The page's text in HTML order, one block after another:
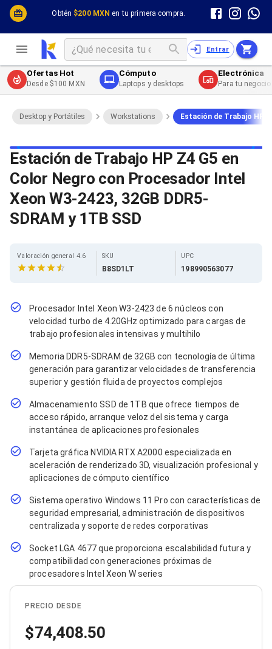
Obtén $200 MXN en tu primera compra.
Cómputo y Hardware
Desktop y Portátiles
Impresión y Consumibles
Celulares y Telefonía
Energía
Entrar
Cómputo y Hardware
Cables
Cables PC
Cables PC USB
Cables PC Serial
Cables PC SATA / eSATA
Cables PC SAS
Cables PC VGA / HD15
Cables de Audio / Video HDMI
Cables de Audio / Video VGA
Cables de Audio / Video RCA
Cables de Audio / Video Toslink
Cables de Audio / Video DVI
Cables de Energía
Cables de Poder (Interno)
Cables de Poder (Externo)
Cables Fibra Óptica
Cables SFP+
Jacks de Red
Conectores
Tapas y Cajas
Pinzas Ponchadoras
Probadores de Cable
Cortadoras de Cable
Protectores para Cables
Cables para Impresoras
Bobinas
Cableado Estructurado
Sujetadores de Cables
Cinchos
Adaptadores
Adaptadores PC
Adaptadores PC USB
Adaptadores PC Serial
Adaptadores PC SATA
Adaptadores PC IDE
Adaptadores PC Teclado
Bluetooth
Adaptadores Video
Adaptadores Video DisplayPort
Divisores de Video
Adaptadores Video HDMI
Adaptadores Video DVI
Adaptadores Video VGA / HD15
Ofertas Hot
Desde $100 MXN
Cómputo
Laptops y desktops
Electrónica
Para tu
Desktop y Portátiles Workstations Estación de Trabajo HP
Estación de Trabajo HP Z4 G5 en
Color Negro con Procesador Intel
Xeon W3-2423, 32GB DDR5-
SDRAM y 1TB SSD
Valoración general 4.6 SKU
B8SD1LT
UPC
198990563077
Procesador Intel Xeon W3-2423 de 6 núcleos con
velocidad turbo de 4.20GHz optimizado para cargas de
trabajo profesionales intensivas y multihilo
Memoria DDR5-SDRAM de 32GB con tecnología de última
generación para garantizar velocidades de transferencia
superior y gestión fluida de proyectos complejos
Almacenamiento SSD de 1TB que ofrece tiempos de
acceso rápido, arranque veloz del sistema y carga
instantánea de aplicaciones profesionales
Tarjeta gráfica NVIDIA RTX A2000 especializada en
aceleración de renderizado 3D, visualización profesional y
aplicaciones de cómputo científico
Sistema operativo Windows 11 Pro con características de
seguridad empresarial, administración de dispositivos
centralizada y soporte de redes corporativas
Socket LGA 4677 que proporciona escalabilidad futura y
compatibilidad con generaciones próximas de
procesadores Intel Xeon W series
PRECIO DESDE
74,408.50